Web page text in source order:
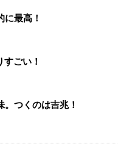
最高！
ごい！
つくのは吉兆！